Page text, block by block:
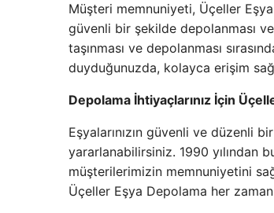
Müşteri memnuniyeti, Üçeller Eşya
güvenli bir şekilde depolanması
taşınması ve depolanması
duyduğunuzda, kolayca erişim
Depolama İhtiyaçlarınız İçin
Eşyalarınızın güvenli ve düzenli
yararlanabilirsiniz. 1990 yılından
müşterilerimizin memnuniyetini
Üçeller Eşya Depolama her zaman